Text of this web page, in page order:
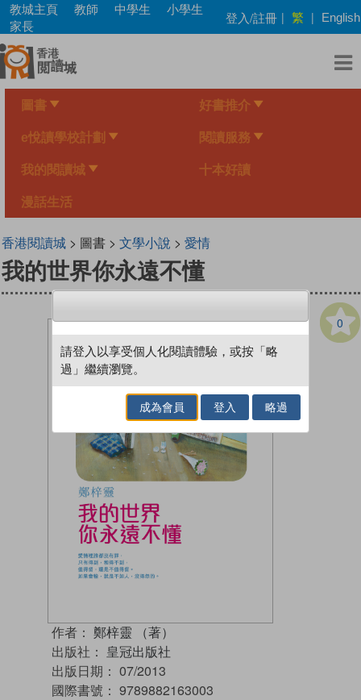
Skip
main
content
教城主頁 教師 中學生
小學生
家長
登入/註冊 | 繁 | English
圖書 好書推介
e悅讀學校計劃 閱讀服務
我的閱讀城 十本好讀
漫話生活
香港閱讀城> 圖書 > 文學小說 > 愛情
我的世界你永遠不懂
0
作者： 鄭梓靈 （著）
出版社： 皇冠出版社
出版日期： 07/2013
國際書號： 9789882163003
請登入以享受個人化閱讀體驗，或按「略
過」繼續瀏覽。
成為會員 登入 略過